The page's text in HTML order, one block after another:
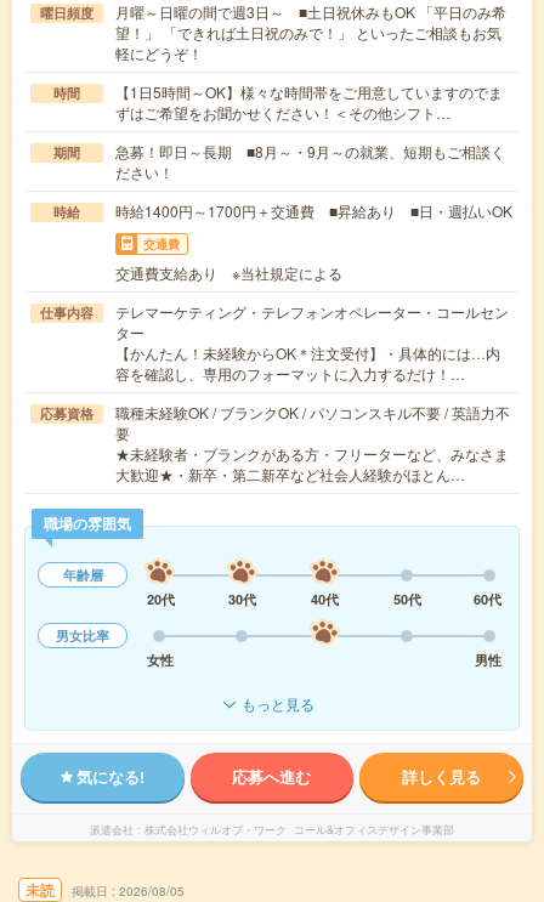
曜日頻度
月曜～日曜の間で週3日～ ■土日祝休みもOK 「平日のみ希
望！」 「できれば土日祝のみで！」 といったご相談もお気
軽にどうぞ！
時間
【1日5時間～OK】様々な時間帯をご用意していますのでま
ずはご希望をお聞かせください！＜その他シフト…
期間
急募！即日～長期 ■8月～・9月～の就業、短期もご相談く
ださい！
時給 時給1400円～1700円＋交通費 ■昇給あり ■日・週払いOK
交通費
交通費支給あり ※当社規定による
仕事内容
テレマーケティング・テレフォンオペレーター・コールセン
ター
【かんたん！未経験からOK＊注文受付】・具体的には…内
容を確認し、専用のフォーマットに入力するだけ！…
応募資格
職種未経験OK / ブランクOK / パソコンスキル不要 / 英語力不
要
★未経験者・ブランクがある方・フリーターなど、みなさま
大歓迎★・新卒・第二新卒など社会人経験がほとん…
職場の雰囲気
年齢層
20代
30代 40代 50代
60代
男女比率
女性
男性
もっと見る
気になる! 応募へ進む 詳しく見る
派遣会社 株式会社ウィルオブ・ワーク コール&オフィスデザイン事業部
未読 掲載日 2026/08/05